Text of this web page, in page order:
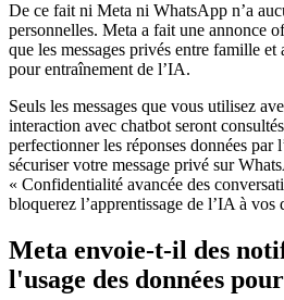
De ce fait ni Meta ni WhatsApp n’a
personnelles. Meta a fait une annonce
que les messages privés entre famille et
pour entraînement de l’IA.
Seuls les messages que vous utilisez
interaction avec chatbot seront
perfectionner les réponses données
sécuriser votre message privé sur
« Confidentialité avancée des
bloquerez l’apprentissage de l’IA à vos
Meta envoie-t-il des
l'usage des données